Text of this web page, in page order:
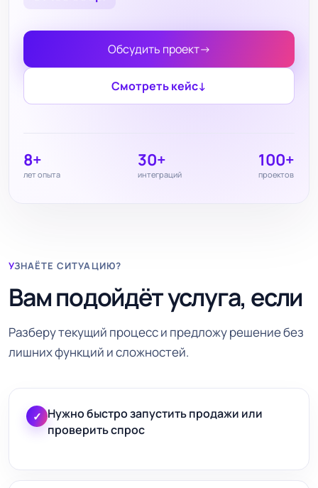
Обсудить проект→
Смотреть кейс↓
8+
лет опыта
30+
интеграций
100+
проектов
УЗНАЁТЕ СИТУАЦИЮ?
Вам подойдёт услуга, если
Разберу текущий процесс и предложу решение без
лишних функций и сложностей.
✓ Нужно быстро запустить продажи или
проверить спрос